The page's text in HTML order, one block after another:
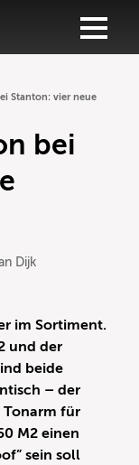
Stanton: vier neue
bei
Dijk
im Sortiment.
und der
beide
– der
Tonarm für
M2 einen
sein soll